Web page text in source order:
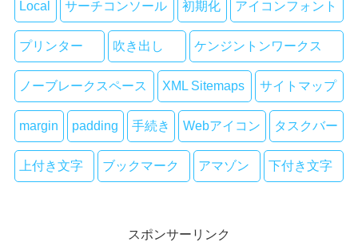
Local サーチコンソール 初期化 アイコンフォント
プリンター 吹き出し ケンジントンワークス
ノーブレークスペース XML Sitemaps サイトマップ
margin padding 手続き Webアイコン タスクバー
上付き文字 ブックマーク アマゾン 下付き文字
スポンサーリンク